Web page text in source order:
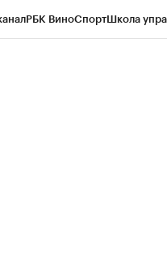
РБК ВиноСпортШкола